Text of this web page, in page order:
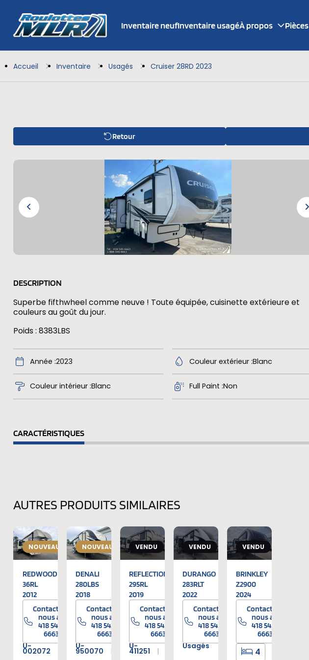
Inventaire neufInventaire usagéÀ propos Pièces
Accueil Inventaire Usagés Cruiser 28RD 2023
DESCRIPTION
Superbe fifthwheel comme neuve ! Toute équipée, cuisinette extérieure et
couleurs au goût du jour.
Poids : 8383LBS
Année 2023 Couleur extérieur Blanc
Couleur intérieur Blanc Full Paint Non
CARACTÉRISTIQUES
Retour
AUTRES PRODUITS SIMILAIRES
NOUVEAUTÉ
REDWOOD
36RL
2012
Contactez-
nous au
418 545-
6663
U-
002072 Usagés
NOUVEAUTÉ
DENALI
280LBS
2018
Contactez-
nous au
418 545-
6663
U-
950070 Usagés
VENDU
REFLECTION
295RL
2019
Contactez-
nous au
418 545-
6663
U-
411251 Usagés
VENDU
DURANGO
283RLT
2022
Contactez-
nous au
418 545-
6663
Usagés
VENDU
BRINKLEY
Z2900
2024
Contactez-
nous au
418 545-
6663
4